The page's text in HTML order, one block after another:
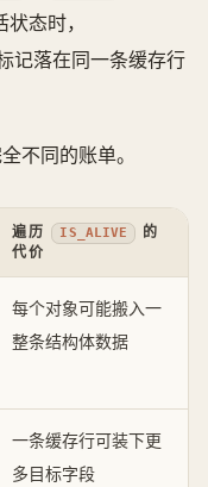
态时，
记落在同一条缓存行
不同的账单。
遍历 IS_ALIVE
的
代价
每个对象可能搬入一
整条结构体数据
一条缓存行可装下更
多目标字段